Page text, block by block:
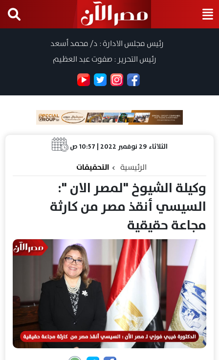
رئيس مجلس الادارة : د/ محمد أسعد
رئيس التحرير : صفوت عبد العظيم
الثلاثاء 29 نوفمبر 2022 | 10:57 ص
الرئيسية التحقيقات
وكيلة الشيوخ "لمصر الان ":
السيسي أنقذ مصر من كارثة
مجاعة حقيقية